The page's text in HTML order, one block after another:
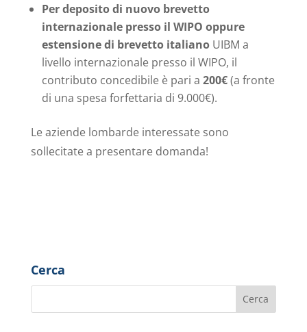
Per deposito di nuovo brevetto
internazionale presso il WIPO oppure
estensione di brevetto italianoUIBM a
livello internazionale presso il WIPO, il
contributo concedibile è pari a 200€(a fronte
di una spesa forfettaria di 9.000€).
Le aziende lombarde interessate sono
sollecitate a presentare domanda!
Cerca